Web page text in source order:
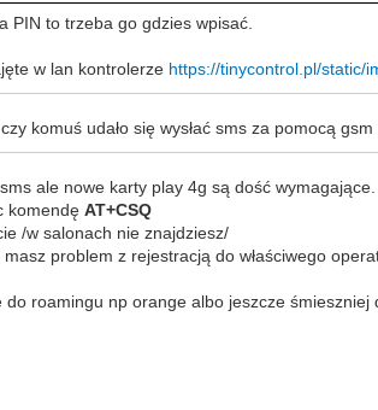
PIN to trzeba go gdzies wpisać.
w lan kontrolerze https://tinycontrol.pl/static/
komuś udało się wysłać sms za pomocą
ale nowe karty play 4g są dość wymagające.
komendę AT+CSQ
/w salonach nie znajdziesz/
problem z rejestracją do właściwego
roamingu np orange albo jeszcze